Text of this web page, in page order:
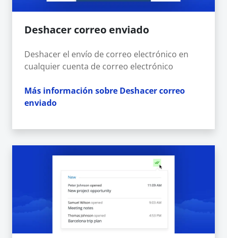
Deshacer correo enviado
Deshacer el envío de correo electrónico en
cualquier cuenta de correo electrónico
Más información sobre Deshacer correo
enviado